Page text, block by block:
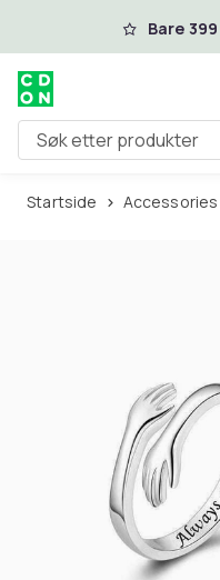
Hopp til Bare
Søk etter produkter
Startside Accessories